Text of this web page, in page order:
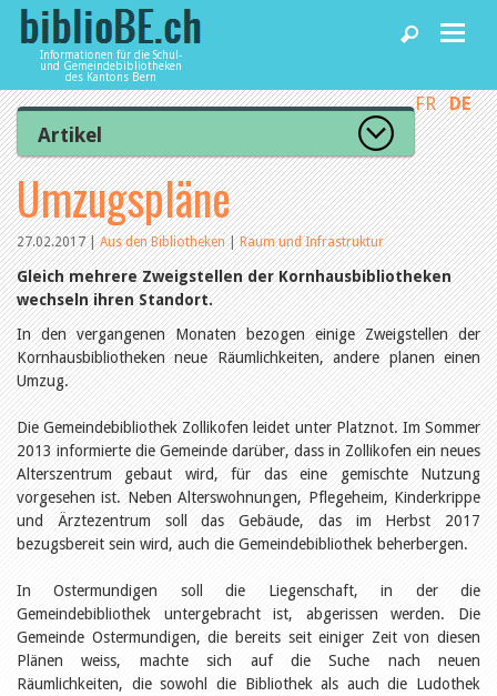
Informationen für die Schul-
und Gemeindebibliotheken
des Kantons Bern
Home
News und Fachbeiträge
Bibliotheken
Agenda
Dienstleistungen
biblioBE nutzen
FR DE
Artikel
Zur Artikelübersicht
Lesenswert
Gut bewertet
Kategorien
Aus dem Amt für Kultur
Aus der Kommission
Aus den Bibliotheken
Organisation
Raum und Infrastruktur
Bestand
Benutzung
Finanzen
Personal
Qualitätsmanagement
Recht und Politik
Öffentlichkeitsarbeit
Leseförderung
Aus aller Welt
Lesetipps
Tags
Aus- und Weiterbildung
Veranstaltungen
Kinder- und Jugendmedien
Umzugspläne
27.02.2017|Aus den Bibliotheken|Raum und Infrastruktur
Gleich mehrere Zweigstellen der Kornhausbibliotheken
wechseln ihren Standort.
In den vergangenen Monaten bezogen einige Zweigstellen der
Kornhausbibliotheken neue Räumlichkeiten, andere planen einen
Umzug.
Die Gemeindebibliothek Zollikofen leidet unter Platznot. Im Sommer
2013 informierte die Gemeinde darüber, dass in Zollikofen ein neues
Alterszentrum gebaut wird, für das eine gemischte Nutzung
vorgesehen ist. Neben Alterswohnungen, Pflegeheim, Kinderkrippe
und Ärztezentrum soll das Gebäude, das im Herbst 2017
bezugsbereit sein wird, auch die Gemeindebibliothek beherbergen.
In Ostermundigen soll die Liegenschaft, in der die
Gemeindebibliothek untergebracht ist, abgerissen werden. Die
Gemeinde Ostermundigen, die bereits seit einiger Zeit von diesen
Plänen weiss, machte sich auf die Suche nach neuen
Räumlichkeiten, die sowohl die Bibliothek als auch die Ludothek